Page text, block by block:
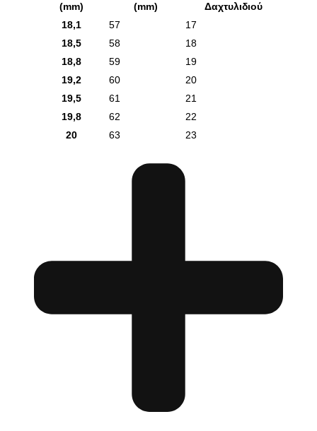
(mm)
(mm)
Δαχτυλιδιού
18,1
57
17
18,5
58
18
18,8
59
19
19,2
60
20
19,5
61
21
19,8
62
22
20
63 23